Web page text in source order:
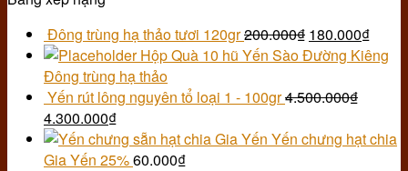
Đông trùng hạ thảo tươi 120gr200.000₫ 180.000₫
Hộp Quà 10 hũ Yến Sào Đường Kiêng
Đông trùng hạ thảo
Yến rút lông nguyên tổ loại 1 - 100gr4.500.000₫
4.300.000₫
Yến chưng hạt chia
Gia Yến 25%60.000₫